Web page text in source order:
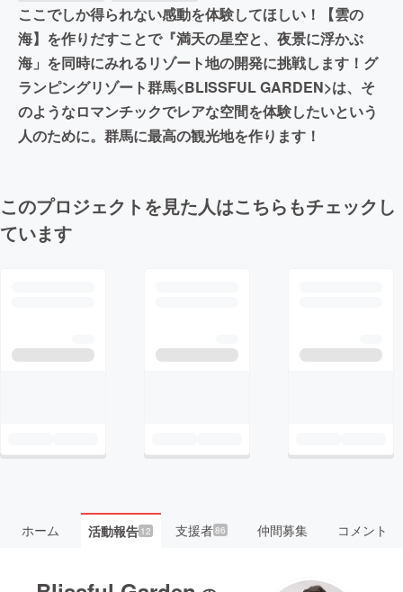
ここでしか得られない感動を体験してほしい！【雲の
海】を作りだすことで『満天の星空と、夜景に浮かぶ
海」を同時にみれるリゾート地の開発に挑戦します！グ
ランピングリゾート群馬<BLISSFUL GARDEN>は、そ
のようなロマンチックでレアな空間を体験したいという
人のために。群馬に最高の観光地を作ります！
このプロジェクトを見た人はこちらもチェックし
ています
ホーム 活動報告12 支援者86 仲間募集 コメント